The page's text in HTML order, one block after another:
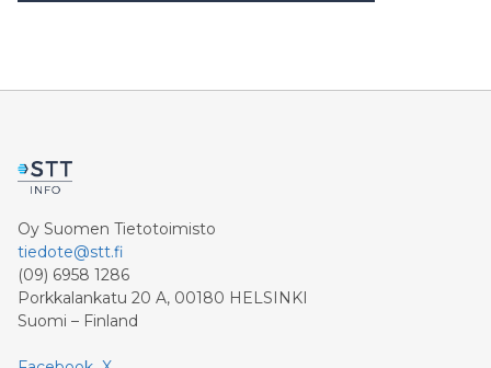
Oy Suomen Tietotoimisto
tiedote@stt.fi
(09) 6958 1286
Porkkalankatu 20 A, 00180 HELSINKI
Suomi – Finland